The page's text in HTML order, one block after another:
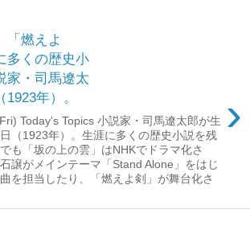
「燃えよ
多くの歴史小
家・司馬遼太
年）。
›
Today's Topics 小説家・司馬遼太郎が生
（1923年）。生涯に多くの歴史小説を残
も「坂の上の雲」はNHKでドラマ化さ
譲がメインテーマ「Stand Alone」をはじ
を担当したり、「燃えよ剣」が舞台化さ